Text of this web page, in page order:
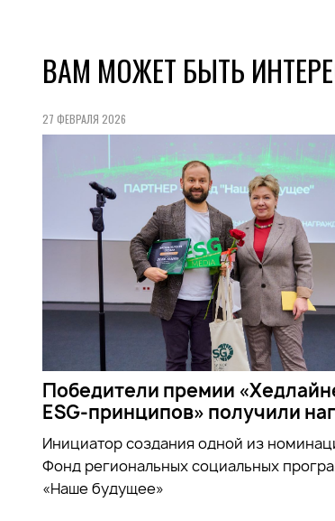
ВАМ МОЖЕТ БЫТЬ
27 ФЕВРАЛЯ 2026
Победители премии
ESG-принципов» получили
Инициатор создания одной из
Фонд региональных социальных
«Наше будущее»